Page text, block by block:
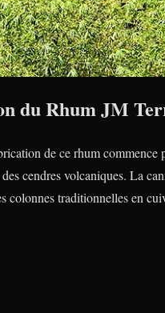
du Rhum JM
de ce rhum commence
cendres volcaniques. La
colonnes traditionnelles en